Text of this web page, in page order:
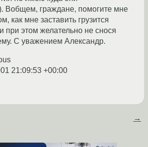
Вобщем, граждане, помогите мне
как мне заставить грузится
при этом желательно не снося
С уважением Александр.
21:09:53 +00:00
→